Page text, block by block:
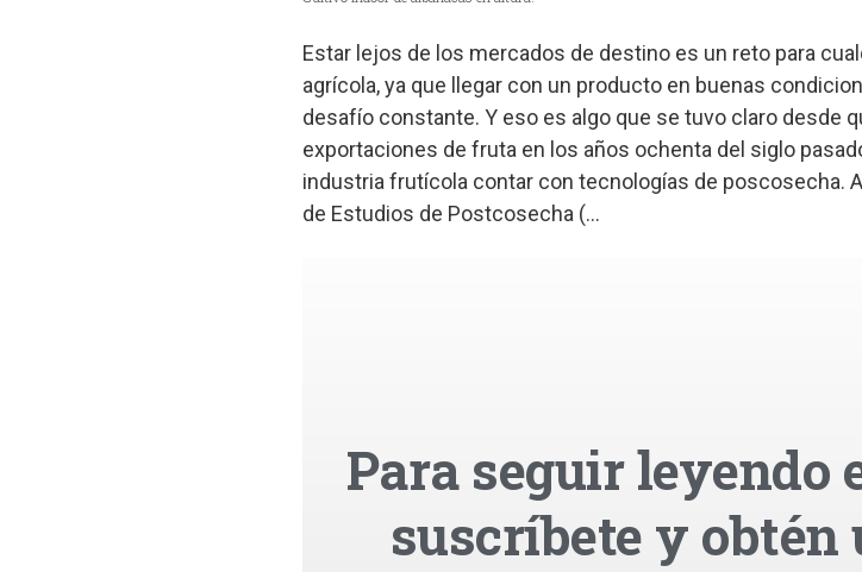
Estar lejos de los mercados de destino es un reto para
agrícola, ya que llegar con un producto en buenas
desafío constante. Y eso es algo que se tuvo claro desde
exportaciones de fruta en los años ochenta del siglo
industria frutícola contar con tecnologías de poscosecha.
de Estudios de Postcosecha (...
Para seguir leyendo
suscríbete y obtén